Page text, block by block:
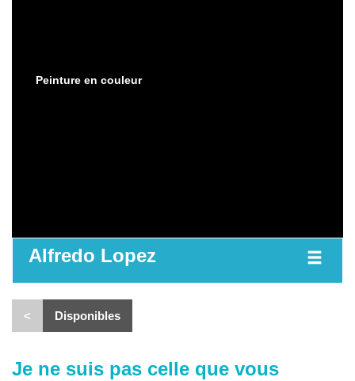
Peinture en couleur
Alfredo Lopez
< Disponibles
Je ne suis pas celle que vous